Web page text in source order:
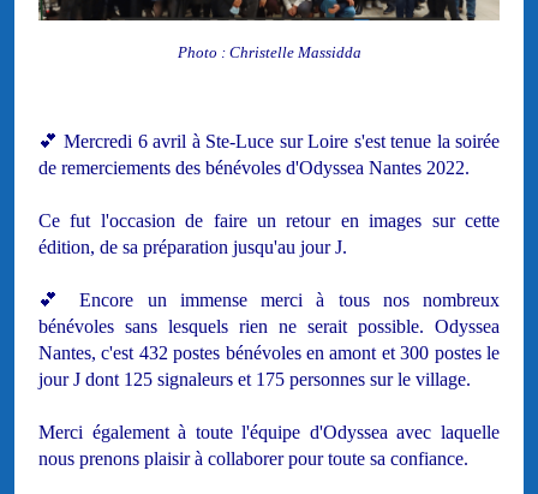
Photo : Christelle Massidda
💕 Mercredi 6 avril à Ste-Luce sur Loire s'est tenue la soirée
de remerciements des bénévoles d'Odyssea Nantes 2022.
Ce fut l'occasion de faire un retour en images sur cette
édition, de sa préparation jusqu'au jour J.
💕 Encore un immense merci à tous nos nombreux
bénévoles sans lesquels rien ne serait possible. Odyssea
Nantes, c'est 432 postes bénévoles en amont et 300 postes le
jour J dont 125 signaleurs et 175 personnes sur le village.
Merci également à toute l'équipe d'Odyssea avec laquelle
nous prenons plaisir à collaborer pour toute sa confiance.